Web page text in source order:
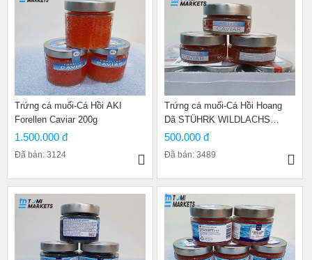
Trứng cá muối-Cá Hồi AKI
Forellen Caviar 200g
1.500.000 đ
Đã bán: 3124
Trứng cá muối-Cá Hồi Hoang
Dã STÜHRK WILDLACHS
CAVIAR- 50g
500.000 đ
Đã bán: 3489